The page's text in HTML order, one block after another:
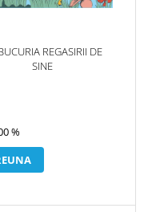
REGASIRII DE
SINE
%